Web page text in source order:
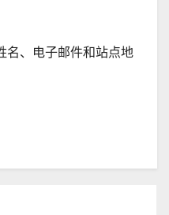
名、电子邮件和站点地